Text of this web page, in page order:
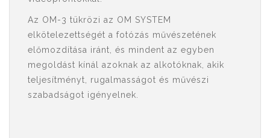
Az OM-3 tükrözi az OM SYSTEM
elkötelezettségét a fotózás művészetének
előmozdítása iránt, és mindent az egyben
megoldást kínál azoknak az alkotóknak, akik
teljesítményt, rugalmasságot és művészi
szabadságot igényelnek.